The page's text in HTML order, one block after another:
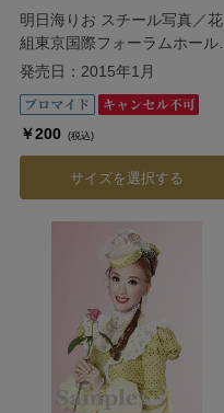
明日海りお スチール写真／花
組東京国際フォーラムホールC
公演『Ernest in Love』
発売日：2015年1月
￥200 (税込)
サイズを選択する